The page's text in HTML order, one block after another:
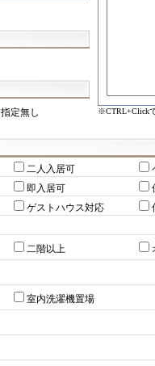
指定無し ※CTRL+Click
二人入居可
即入居可
ゲストハウス対応
二階以上
室内洗濯機置場